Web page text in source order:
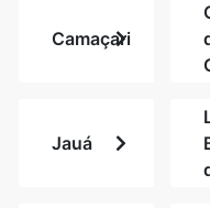
Camaçari
Jauá